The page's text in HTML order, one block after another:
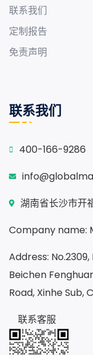
联系我们
定制报告
免责声明
联系我们
400-166-9286
湖南省长沙市开
Company name:
Address: No.2309,
Beichen
Road, Xinhe Sub,
联系客服